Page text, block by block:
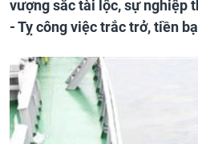
vượng sắc tài lộc, sự nghiệp
- Tỵ công việc trắc trở, tiền